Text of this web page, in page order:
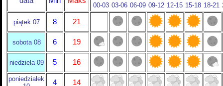
00-03 03-06 06-09 09-12 12-15 15-18 18-21
piątek 07 8 21
sobota 08 6 19
niedziela 09 5 16
poniedziałek
4 14